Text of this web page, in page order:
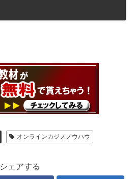
オンラインカジノノウハウ
シェアする